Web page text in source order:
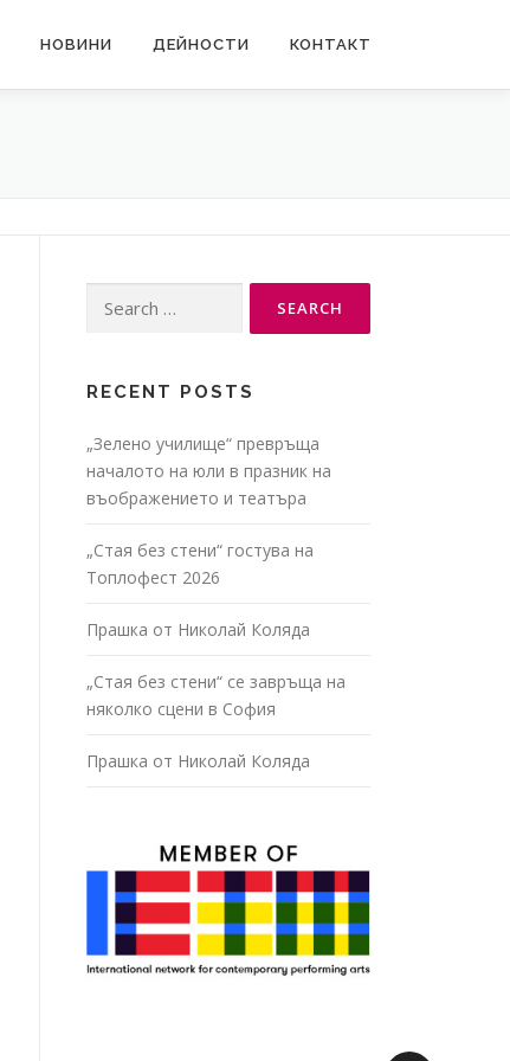
НОВИНИ ДЕЙНОСТИ КОНТАКТ
for:
RECENT POSTS
„Зелено училище“ превръща
началото на юли в празник на
въображението и театъра
„Стая без стени“ гостува на
Топлофест 2026
Прашка от Николай Коляда
„Стая без стени“ се завръща на
няколко сцени в София
Прашка от Николай Коляда